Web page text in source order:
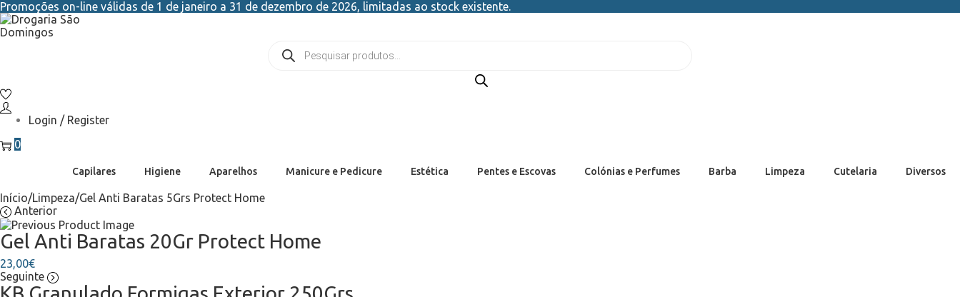
Promoções on-line válidas de 1 de janeiro a 31 de dezembro de 2026, limitadas ao stock existente.
Login / Register
0
Capilares Higiene Aparelhos Manicure e Pedicure Estética Pentes e Escovas Colónias e Perfumes Barba Limpeza Cutelaria Diversos
Início/Limpeza/Gel Anti Baratas 5Grs Protect Home
Anterior
Gel Anti Baratas 20Gr Protect Home
23,00€
Seguinte